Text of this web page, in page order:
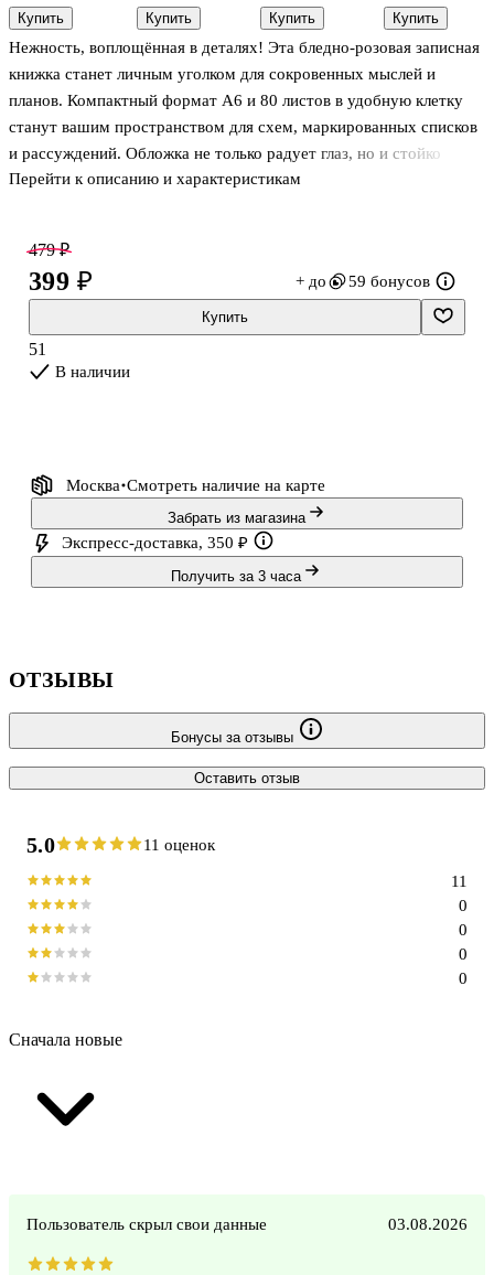
Нежность, воплощённая в деталях! Эта бледно-розовая записная
книжка станет личным уголком для сокровенных мыслей и
планов. Компактный формат А6 и 80 листов в удобную клетку
станут вашим пространством для схем, маркированных списков
и рассуждений. Обложка не только радует глаз, но и стойко
переносит ежедневное использование. Пусть ваши дни будут
YOI — это собственный бренд Читай-города, созданный с
Перейти к описанию и характеристикам
автоматическая
0,5 мм, Pastel,
Yoi, в
ассортименте
Купить
«Классическая
серия» в
ассортименте,
18 листов
Купить
0,7 мм,
Mellow, Yoi,
в
ассортименте
Купить
5 цветов 50
листов
"Inspiration
series"
Yoi
Купить
479 ₽
399 ₽ + до 59 бонусов
Купить
51
В наличии
Москва Смотреть наличие на карте
Забрать из магазина
Экспресс-доставка, 350 ₽
Получить за 3 часа
ОТЗЫВЫ
Бонусы за отзывы
Оставить отзыв
5.0 11 оценок
0
0
0
0
11
Сначала новые
Пользователь скрыл свои данные 03.08.2026